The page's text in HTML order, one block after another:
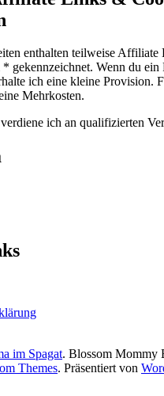
enthalten teilweise Affiliate
gekennzeichnet. Wenn du ein
ich eine kleine Provision.
Mehrkosten.
ich an qualifizierten
im Spagat. Blossom Mommy
Themes. Präsentiert von